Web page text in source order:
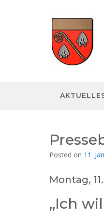
Posted on 11.
Montag,
„Ich